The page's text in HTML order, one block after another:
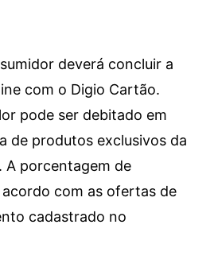
deverá concluir a
com o Digio Cartão.
pode ser debitado em
de produtos exclusivos da
A porcentagem de
com as ofertas de
cadastrado no